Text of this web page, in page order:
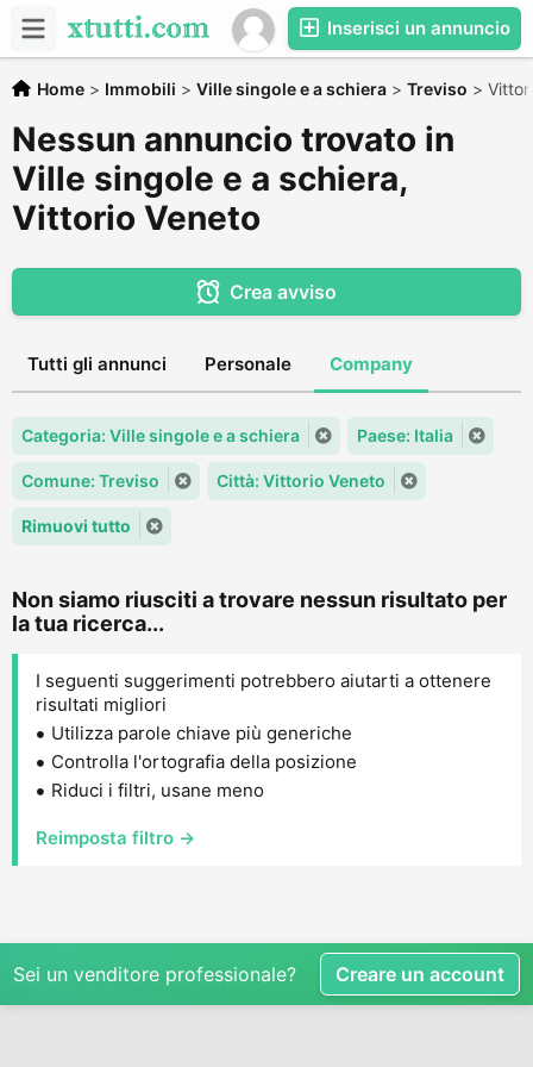
Inserisci un annuncio
Home > Immobili > Ville singole e a schiera > Treviso >
Nessun annuncio trovato in
Ville singole e a schiera,
Vittorio Veneto
Crea avviso
Tutti gli annunci Personale Company
Categoria: Ville singole e a schiera Paese: Italia
Comune: Treviso Città: Vittorio Veneto
Rimuovi tutto
Non siamo riusciti a trovare nessun risultato per
la tua ricerca...
I seguenti suggerimenti potrebbero aiutarti a ottenere
risultati migliori
Utilizza parole chiave più generiche
Controlla l'ortografia della posizione
Riduci i filtri, usane meno
Reimposta filtro →
Sei un venditore professionale? Creare un account